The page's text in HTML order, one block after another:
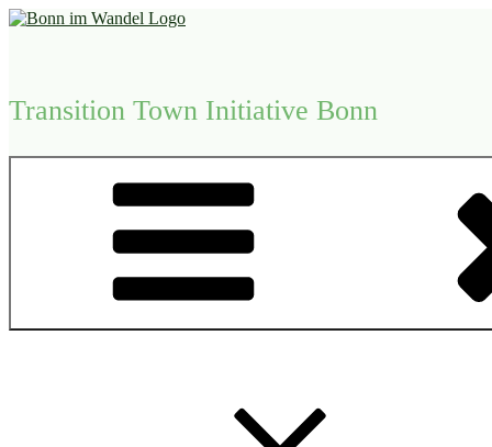
Zum
Transition Town Initiative Bonn